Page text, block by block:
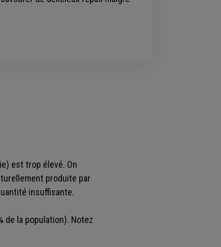
est trop élevé. On
produite par
insuffisante.
de la population). Notez